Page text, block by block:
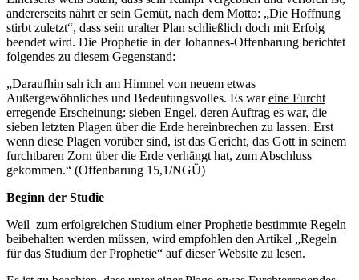
andererseits nährt er sein Gemüt, nach dem Motto: „Die Hoffnung
stirbt zuletzt“, dass sein uralter Plan schließlich doch mit Erfolg
beendet wird. Die Prophetie in der Johannes-Offenbarung berichtet
folgendes zu diesem Gegenstand:
„Daraufhin sah ich am Himmel von neuem etwas
Außergewöhnliches und Bedeutungsvolles. Es wareine Furcht
erregende Erscheinung: sieben Engel, deren Auftrag es war, die
sieben letzten Plagen über die Erde hereinbrechen zu lassen. Erst
wenn diese Plagen vorüber sind, ist das Gericht, das Gott in seinem
furchtbaren Zorn über die Erde verhängt hat, zum Abschluss
gekommen.“ (Offenbarung 15,1/NGÜ)
Beginn der Studie
Weil zum erfolgreichen Studium einer Prophetie bestimmte Regeln
beibehalten werden müssen, wird empfohlen den Artikel „Regeln
für das Studium der Prophetie“ auf dieser Website zu lesen.